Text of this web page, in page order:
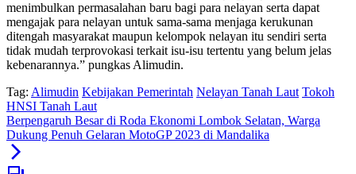
menimbulkan permasalahan baru bagi para nelayan serta dapat
mengajak para nelayan untuk sama-sama menjaga kerukunan
ditengah masyarakat maupun kelompok nelayan itu sendiri serta
tidak mudah terprovokasi terkait isu-isu tertentu yang belum jelas
kebenarannya.” pungkas Alimudin.
Tag: Alimudin Kebijakan Pemerintah Nelayan Tanah Laut Tokoh
HNSI Tanah Laut
Berpengaruh Besar di Roda Ekonomi Lombok Selatan, Warga
Dukung Penuh Gelaran MotoGP 2023 di Mandalika